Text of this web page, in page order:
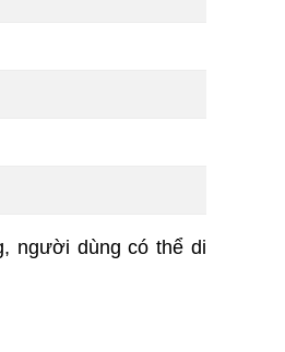
người dùng có thể di